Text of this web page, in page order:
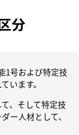
分
1号および特定技
います。
、そして特定技
ー人材として、